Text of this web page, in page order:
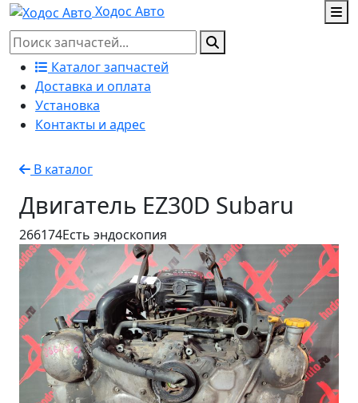
Ходос Авто
Каталог запчастей
Доставка и оплата
Установка
Контакты и адрес
В каталог
Двигатель EZ30D Subaru
266174Есть эндоскопия